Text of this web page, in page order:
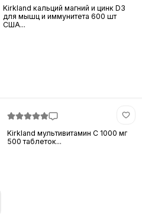
Kirkland кальций магний и цинк D3
для мышц и иммунитета 600 шт
США...
Kirkland мультивитамин C 1000 мг
500 таблеток...